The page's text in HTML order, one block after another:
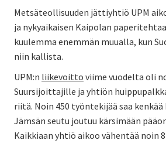
Metsäteollisuuden jättiyhtiö UPM
ja nykyaikaisen Kaipolan
kuulemma enemmän muualla, kun
niin kallista.
UPM:n liikevoitto viime vuodelta oli
Suursijoittajille ja yhtiön
riitä. Noin 450 työntekijää saa
Jämsän seutu joutuu kärsimään
Kaikkiaan yhtiö aikoo vähentää noin